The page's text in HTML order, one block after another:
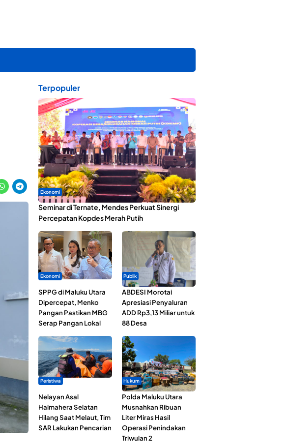
Terpopuler
Ekonomi
Seminar di Ternate, Mendes Perkuat Sinergi
Percepatan Kopdes Merah Putih
Ekonomi
SPPG di Maluku Utara
Dipercepat, Menko
Pangan Pastikan MBG
Serap Pangan Lokal
Publik
ABDESI Morotai
Apresiasi Penyaluran
ADD Rp3,13 Miliar untuk
88 Desa
Peristiwa
Nelayan Asal
Halmahera Selatan
Hilang Saat Melaut, Tim
SAR Lakukan Pencarian
Hukum
Polda Maluku Utara
Musnahkan Ribuan
Liter Miras Hasil
Operasi Penindakan
Triwulan 2